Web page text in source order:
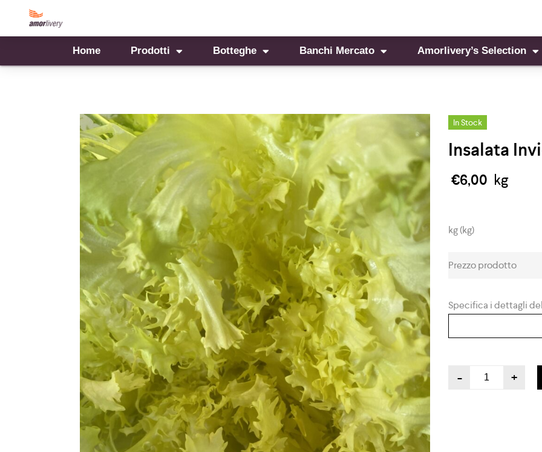
Home Prodotti Botteghe Banchi Mercato Amorlivery’s Selection
In Stock
Insalata
€6,00 kg
kg (kg)
Prezzo prodotto
Specifica i dettagli
- +